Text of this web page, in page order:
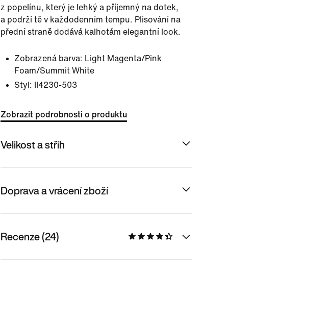
z popelínu, který je lehký a příjemný na dotek,
a podrží tě v každodenním tempu. Plisování na
přední straně dodává kalhotám elegantní look.
Zobrazená barva: Light Magenta/Pink
Foam/Summit White
Styl:
II4230-503
Zobrazit podrobnosti o produktu
Velikost a střih
Doprava a vrácení zboží
Recenze (24)